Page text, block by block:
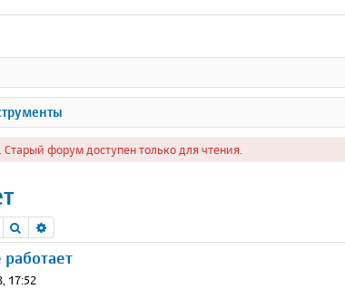
. Старый форум доступен только для чтения.
Поиск
17:52